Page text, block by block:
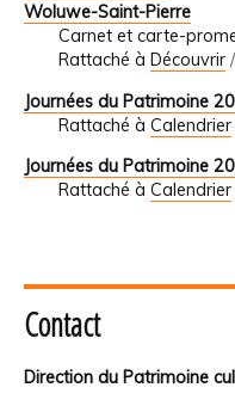
Woluwe-Saint-Pierre
Carnet et carte-
Rattaché à Découvrir /
Journées du Patrimoine
Rattaché à Calendrier
Journées du Patrimoine
Rattaché à Calendrier
Contact
Direction du Patrimoine